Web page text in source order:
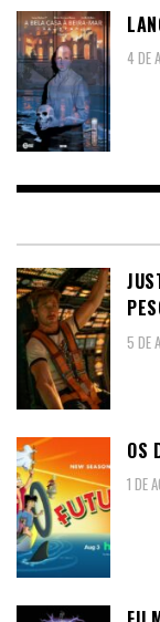
4 DE
5 DE
OS
1 DE